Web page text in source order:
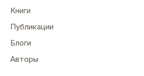
Книги
Публикации
Блоги
Авторы